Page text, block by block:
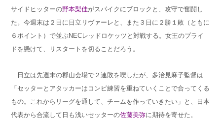
サイドヒッターの野本梨佳がスパイクにブロックと、攻守で奮闘し
た。今週末は２日に日立リヴァーレと、また３日に２勝１敗（ともに
６ポイント）で並ぶNECレッドロケッツと対戦する。女王のプライ
ドを懸けて、リスタートを切ることだろう。
日立は先週末の郡山会場で２連敗を喫したが、多治見麻子監督は
「セッターとアタッカーはコンビ練習を重ねていくことで合ってくる
もの。これからリーグを通して、チームを作っていきたい」と、日本
代表から合流して日も浅いセッターの佐藤美弥に期待を寄せた。